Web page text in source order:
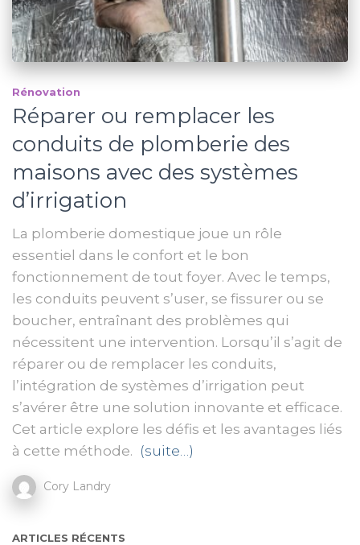
Rénovation
Réparer ou remplacer les
conduits de plomberie des
maisons avec des systèmes
d’irrigation
La plomberie domestique joue un rôle
essentiel dans le confort et le bon
fonctionnement de tout foyer. Avec le temps,
les conduits peuvent s’user, se fissurer ou se
boucher, entraînant des problèmes qui
nécessitent une intervention. Lorsqu’il s’agit de
réparer ou de remplacer les conduits,
l’intégration de systèmes d’irrigation peut
s’avérer être une solution innovante et efficace.
Cet article explore les défis et les avantages liés
à cette méthode. (suite…)
Cory Landry
ARTICLES RÉCENTS